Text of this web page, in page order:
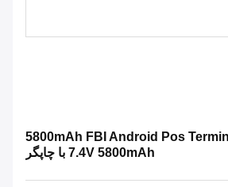
5800mAh FBI Android Pos
7.4V 5800mAh با چاپگر